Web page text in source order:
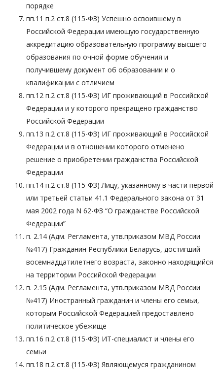
порядке
пп.11 п.2 ст.8 (115-ФЗ) Успешно освоившему в
Российской Федерации имеющую государственную
аккредитацию образовательную программу высшего
образования по очной форме обучения и
получившему документ об образовании и о
квалификации с отличием
пп.12 п.2 ст.8 (115-ФЗ) ИГ проживающий в Российской
Федерации и у которого прекращено гражданство
Российской Федерации
пп.13 п.2 ст.8 (115-ФЗ) ИГ проживающий в Российской
Федерации и в отношении которого отменено
решение о приобретении гражданства Российской
Федерации
пп.14 п.2 ст.8 (115-ФЗ) Лицу, указанному в части первой
или третьей статьи 41.1 Федерального закона от 31
мая 2002 года N 62-ФЗ “О гражданстве Российской
Федерации”
п. 2.14 (Адм. Регламента, утв.приказом МВД России
№417) Гражданин Республики Беларусь, достигший
восемнадцатилетнего возраста, законно находящийся
на территории Российской Федерации
п. 2.15 (Адм. Регламента, утв.приказом МВД России
№417) Иностранный гражданин и члены его семьи,
которым Российской Федерацией предоставлено
политическое убежище
пп.16 п.2 ст.8 (115-ФЗ) ИТ-специалист и члены его
семьи
пп.18 п.2 ст.8 (115-ФЗ) Являющемуся гражданином